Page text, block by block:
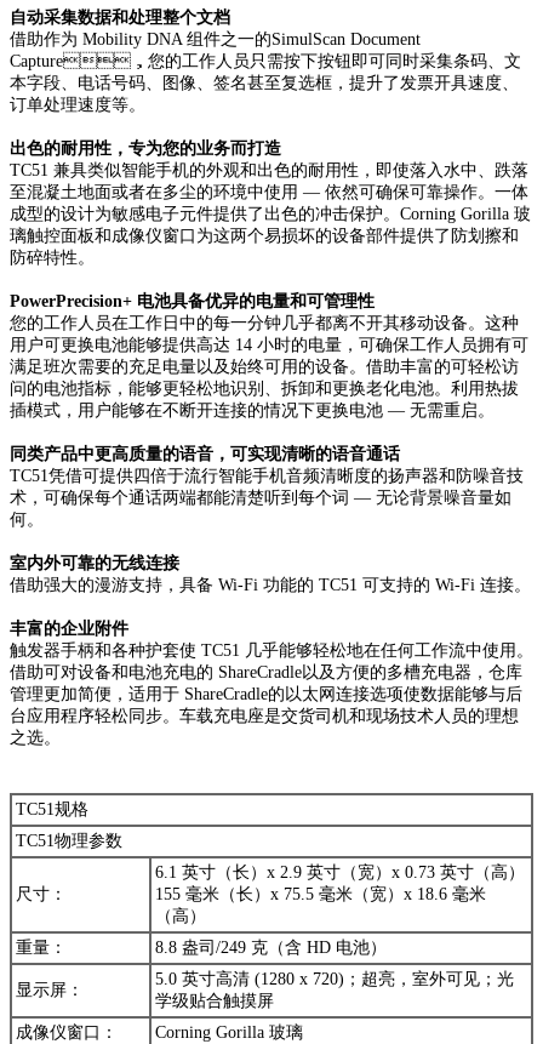
自动采集数据和处理整个文档
借助作为 Mobility DNA 组件之一的SimulScan Document
Capture，您的工作人员只需按下按钮即可同时采集条码、文
本字段、电话号码、图像、签名甚至复选框，提升了发票开具速度、
订单处理速度等。
出色的耐用性，专为您的业务而打造
TC51 兼具类似智能手机的外观和出色的耐用性，即使落入水中、跌落
至混凝土地面或者在多尘的环境中使用 — 依然可确保可靠操作。一体
成型的设计为敏感电子元件提供了出色的冲击保护。Corning Gorilla 玻
璃触控面板和成像仪窗口为这两个易损坏的设备部件提供了防划擦和
防碎特性。
PowerPrecision+ 电池具备优异的电量和可管理性
您的工作人员在工作日中的每一分钟几乎都离不开其移动设备。这种
用户可更换电池能够提供高达 14 小时的电量，可确保工作人员拥有可
满足班次需要的充足电量以及始终可用的设备。借助丰富的可轻松访
问的电池指标，能够更轻松地识别、拆卸和更换老化电池。利用热拔
插模式，用户能够在不断开连接的情况下更换电池 — 无需重启。
同类产品中更高质量的语音，可实现清晰的语音通话
TC51凭借可提供四倍于流行智能手机音频清晰度的扬声器和防噪音技
术，可确保每个通话两端都能清楚听到每个词 — 无论背景噪音量如
何。
室内外可靠的无线连接
借助强大的漫游支持，具备 Wi-Fi 功能的 TC51 可支持的 Wi-Fi 连接。
丰富的企业附件
触发器手柄和各种护套使 TC51 几乎能够轻松地在任何工作流中使用。
借助可对设备和电池充电的 ShareCradle以及方便的多槽充电器，仓库
管理更加简便，适用于 ShareCradle的以太网连接选项使数据能够与后
台应用程序轻松同步。车载充电座是交货司机和现场技术人员的理想
之选。
TC51规格
TC51物理参数
尺寸：
6.1 英寸（长）x 2.9 英寸（宽）x 0.73 英寸（高）
155 毫米（长）x 75.5 毫米（宽）x 18.6 毫米
（高）
重量：
8.8 盎司/249 克（含 HD 电池）
显示屏：
5.0 英寸高清 (1280 x 720)；超亮，室外可见；光
学级贴合触摸屏
成像仪窗口：
Corning Gorilla 玻璃